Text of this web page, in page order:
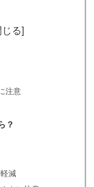
注意
？
減